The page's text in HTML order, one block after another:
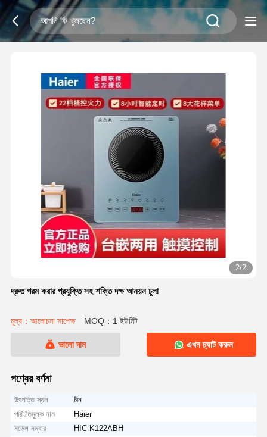
2/2
দ্রুত গরম করার প্রযুক্তি সহ শক্তি দক্ষ আনয়ন চুলা
মূল্য：আলোচনা সাপেক্ষ MOQ：1 ইউনিট
ভালো দাম এখন চ্যাট করুন
পণ্যের বর্ণনা
উৎপত্তি স্থল
চীন
পরিচিতিমুলক নাম
Haier
মডেল নম্বার
HIC-K122ABH